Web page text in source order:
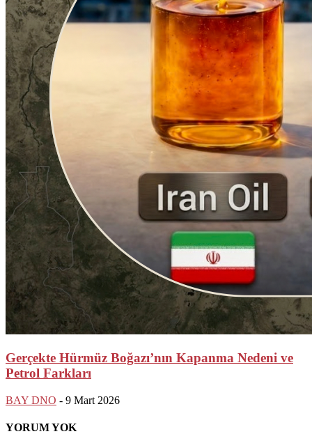
Gerçekte Hürmüz Boğazı’nın Kapanma Nedeni ve
Petrol Farkları
BAY DNO - 9 Mart 2026
YORUM YOK